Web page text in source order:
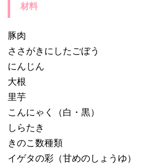
材料
豚肉
ささがきにしたごぼう
にんじん
大根
里芋
こんにゃく（白・黒）
しらたき
きのこ数種類
イゲタの彩（甘めのしょうゆ）